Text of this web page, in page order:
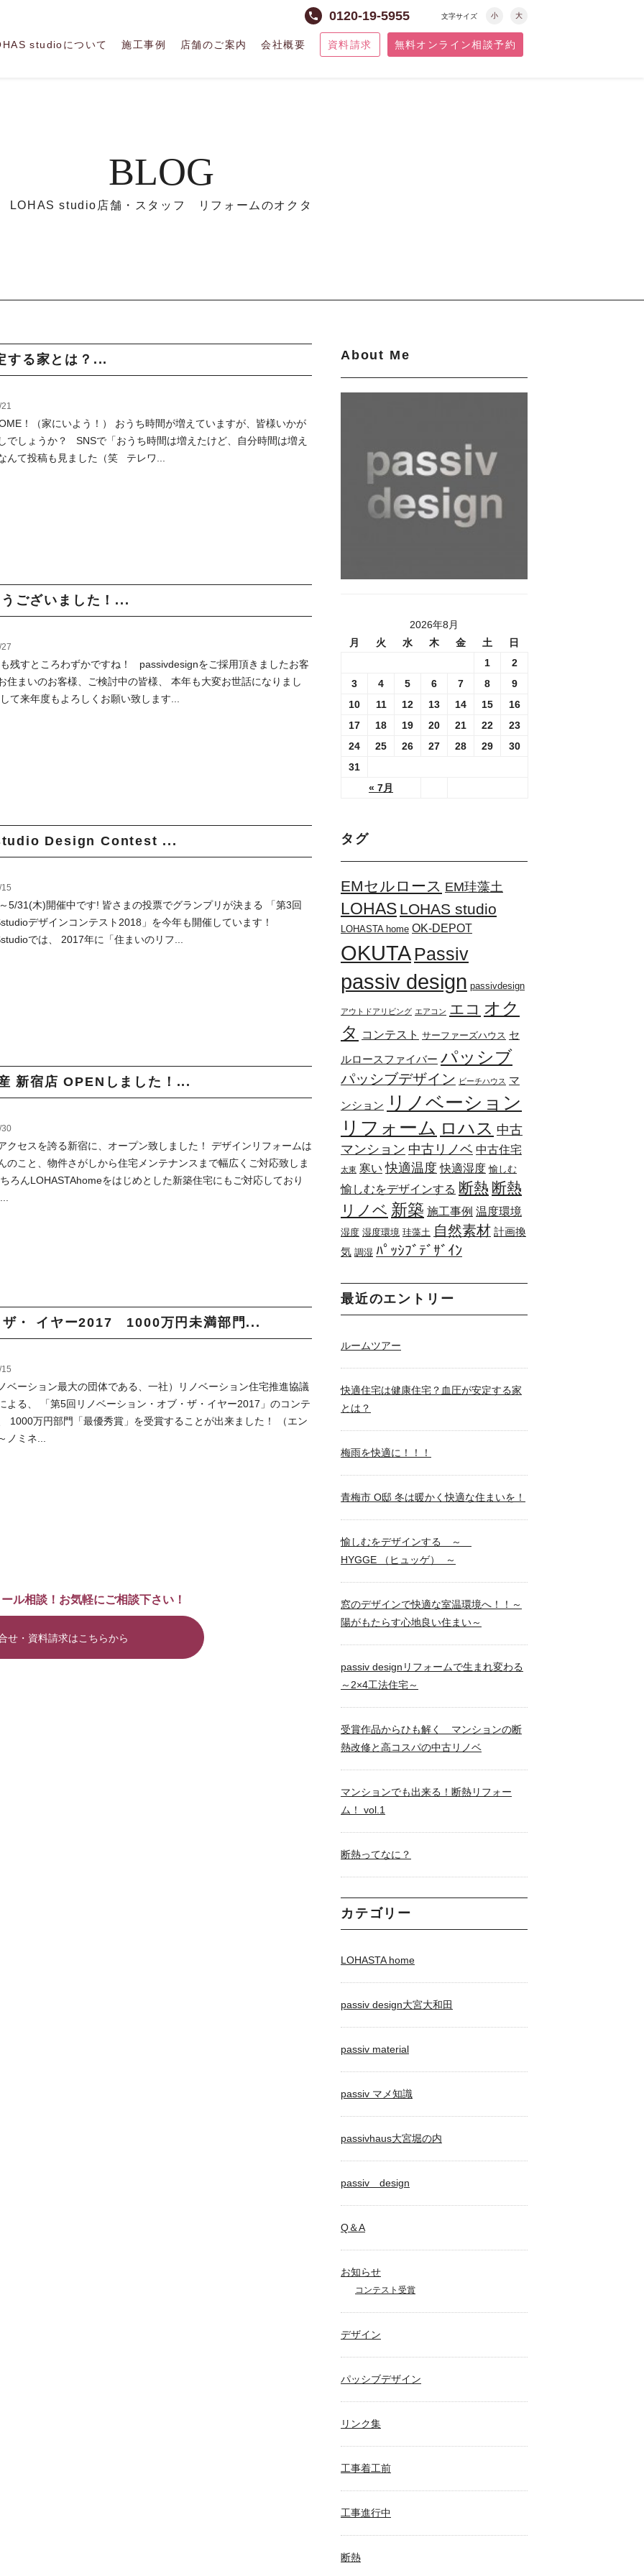
phone 0120-19-5955 文字サイズ 小 大
studioについて 施工事例 店舗のご案内 会社概要 資料請求 無料オンライン相談予約
BLOG
LOHAS studio店舗・スタッフ リフォームのオクタ
する家とは？...
！（家にいよう！） おうち時間が増えていますが、皆様いかが
でしょうか？ SNSで「おうち時間は増えたけど、自分時間は増え
んて投稿も見ました（笑 テレワ...
ございました！...
残すところわずかですね！ passivdesignをご採用頂きましたお客
住まいのお客様、ご検討中の皆様、 本年も大変お世話になりまし
て来年度もよろしくお願い致します...
Design Contest ...
5/31(木)開催中です! 皆さまの投票でグランプリが決まる 「第3回
デザインコンテスト2018」を今年も開催しています！
では、 2017年に「住まいのリフ...
新宿店 OPENしました！...
30
クセスを誇る新宿に、オープン致しました！ デザインリフォームは
のこと、物件さがしから住宅メンテナンスまで幅広くご対応致しま
ろんLOHASTAhomeをはじめとした新築住宅にもご対応しており
ザ・ イヤー2017 1000万円未満部門...
ベーション最大の団体である、一社）リノベーション住宅推進協議
よる、 「第5回リノベーション・オブ・ザ・イヤー2017」のコンテ
1000万円部門「最優秀賞」を受賞することが出来ました！ （エン
ノミネ...
ル相談！お気軽にご相談下さい！
せ・資料請求はこちらから
About Me
2026年8月
月
火 水 木 金 土 日
« 7月
1
2
3
4 5 6 7 8
9
10
11 12 13 14 15
16
17
18 19 20 21 22
23
24
25 26 27 28 29
30
31
タグ
EMセルロース EM珪藻土
LOHAS LOHAS studio
LOHASTA home OK-DEPOT
OKUTA Passiv
passiv design passivdesign
アウトドアリビング エアコン エコ オク
タ
コンテスト サーファーズハウス セ
ルロースファイバー パッシブ
パッシブデザイン ビーチハウス マ
ンション リノベーション
リフォーム ロハス 中古
マンション 中古リノベ 中古住宅
太東 寒い 快適温度 快適湿度 愉しむ
愉しむをデザインする 断熱 断熱
リノベ 新築 施工事例 温度環境
湿度 湿度環境 珪藻土 自然素材 計画換
気 調湿 ﾊﾟｯｼﾌﾞﾃﾞｻﾞｲﾝ
最近のエントリー
ルームツアー
快適住宅は健康住宅？血圧が安定する家
とは？
梅雨を快適に！！！
青梅市 O邸 冬は暖かく快適な住まいを！
愉しむをデザインする ～
HYGGE （ヒュッゲ） ～
窓のデザインで快適な室温環境へ！！～
陽がもたらす心地良い住まい～
passiv designリフォームで生まれ変わる
～2×4工法住宅～
受賞作品からひも解く マンションの断
熱改修と高コスパの中古リノベ
マンションでも出来る！断熱リフォー
ム！ vol.1
断熱ってなに？
カテゴリー
LOHASTA home
passiv design大宮大和田
passiv material
passiv マメ知識
passivhaus大宮堀の内
passiv design
Q＆A
お知らせ
コンテスト受賞
デザイン
パッシブデザイン
リンク集
工事着工前
工事進行中
断熱